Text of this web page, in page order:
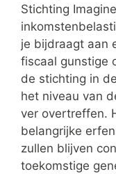
Stichting
je bijdraagt aan
fiscaal gunstige
de stichting in
het niveau van
ver overtreffen.
belangrijke
zullen blijven
toekomstige